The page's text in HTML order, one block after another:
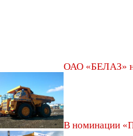
ОАО «БЕЛАЗ»
В номинации